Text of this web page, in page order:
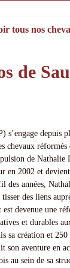
tous nos
de
s’engage depuis
chevaux
de Nathalie
en 2002 et
des années,
des liens
devenue une
et durables
sa création et
son aventure en
au sein de sa